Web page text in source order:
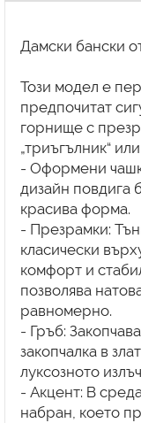
Дамски бански
Този модел е
предпочитат
горнище с
„триъгълник“
- Оформени
дизайн повдига
красива форма.
- Презрамки:
класически
комфорт и
позволява
равномерно.
- Гръб:
закопчалка в
луксозното
- Акцент: В
набран, което